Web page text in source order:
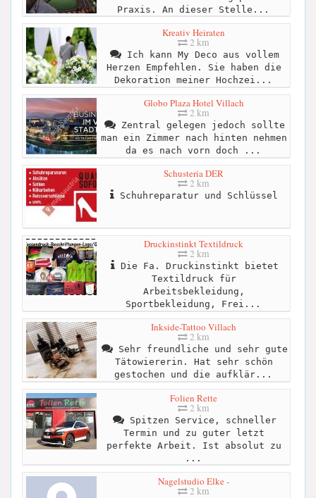
Praxis. An dieser Stelle...
Kreativ Heiraten
2 km
Ich kann My Deco aus vollem
Herzen Empfehlen. Sie haben die
Dekoration meiner Hochzei...
Globo Plaza Hotel Villach
2 km
Zentral gelegen jedoch sollte
man ein Zimmer nach hinten nehmen
da es nach vorn doch ...
Schusteria DER
2 km
Schuhreparatur und Schlüssel
Druckinstinkt Textildruck
2 km
Die Fa. Druckinstinkt bietet
Textildruck für
Arbeitsbekleidung,
Sportbekleidung, Frei...
Inkside-Tattoo Villach
2 km
Sehr freundliche und sehr gute
Tätowiererin. Hat sehr schön
gestochen und die aufklär...
Folien Rette
2 km
Spitzen Service, schneller
Termin und zu guter letzt
perfekte Arbeit. Ist absolut zu
...
Nagelstudio Elke -
2 km